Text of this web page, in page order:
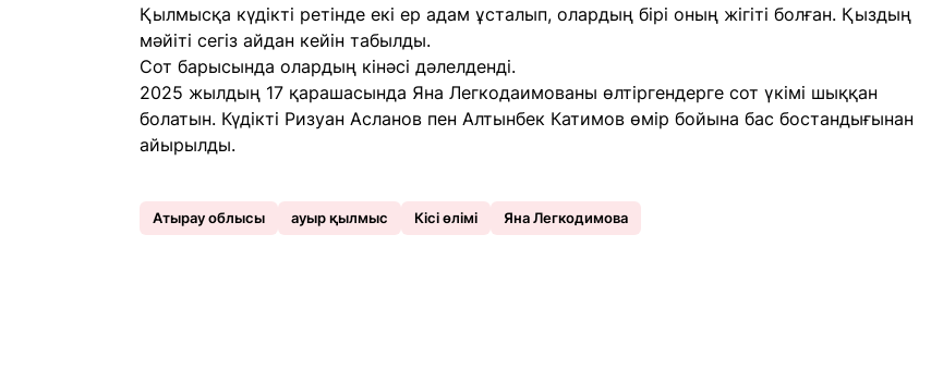
Қылмысқа күдікті ретінде екі ер адам ұсталып, олардың бірі оның жігіті болған. Қыздың
мәйіті сегіз айдан кейін табылды.
Сот барысында олардың кінәсі дәлелденді.
2025 жылдың 17 қарашасында Яна Легкодаимованы өлтіргендерге сот үкімі шыққан
болатын. Күдікті Ризуан Асланов пен Алтынбек Катимов өмір бойына бас бостандығынан
айырылды.
Атырау облысы ауыр қылмыс Кісі өлімі Яна Легкодимова